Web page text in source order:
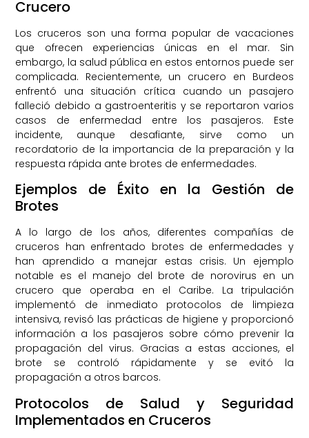
Crucero
Los cruceros son una forma popular de vacaciones
que ofrecen experiencias únicas en el mar. Sin
embargo, la salud pública en estos entornos puede ser
complicada. Recientemente, un crucero en Burdeos
enfrentó una situación crítica cuando un pasajero
falleció debido a gastroenteritis y se reportaron varios
casos de enfermedad entre los pasajeros. Este
incidente, aunque desafiante, sirve como un
recordatorio de la importancia de la preparación y la
respuesta rápida ante brotes de enfermedades.
Ejemplos de Éxito en la Gestión de
Brotes
A lo largo de los años, diferentes compañías de
cruceros han enfrentado brotes de enfermedades y
han aprendido a manejar estas crisis. Un ejemplo
notable es el manejo del brote de norovirus en un
crucero que operaba en el Caribe. La tripulación
implementó de inmediato protocolos de limpieza
intensiva, revisó las prácticas de higiene y proporcionó
información a los pasajeros sobre cómo prevenir la
propagación del virus. Gracias a estas acciones, el
brote se controló rápidamente y se evitó la
propagación a otros barcos.
Protocolos de Salud y Seguridad
Implementados en Cruceros